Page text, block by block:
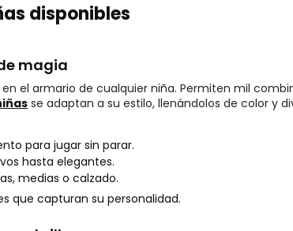
disponibles
magia
el armario de cualquier niña. Permiten mil
se adaptan a su estilo, llenándolos de color y
para jugar sin parar.
hasta elegantes.
medias o calzado.
que capturan su personalidad.